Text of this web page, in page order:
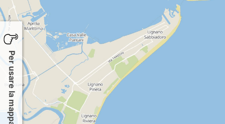
Per usare la mappa